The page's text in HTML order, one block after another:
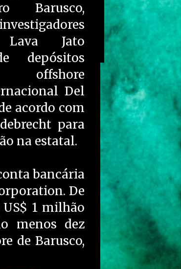
Barusco,
Jato
depósitos
Del
acordo com
para
na estatal.
bancária
De
1 milhão
menos dez
de Barusco,